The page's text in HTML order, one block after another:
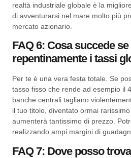
realtà industriale globale è la
di avventurarsi nel mare molto più
mercato azionario.
FAQ 6: Cosa succede
repentinamente i tassi
Per te è una vera festa totale. Se
tasso fisso che rende ad esempio il
banche centrali tagliano
il tuo titolo, diventato ormai
aumenterà tantissimo di prezzo.
realizzando ampi margini di
FAQ 7: Dove posso